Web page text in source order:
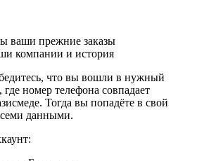
ваши прежние заказы
компании и история
что вы вошли в нужный
номер телефона совпадает
Тогда вы попадёте в свой
данными.